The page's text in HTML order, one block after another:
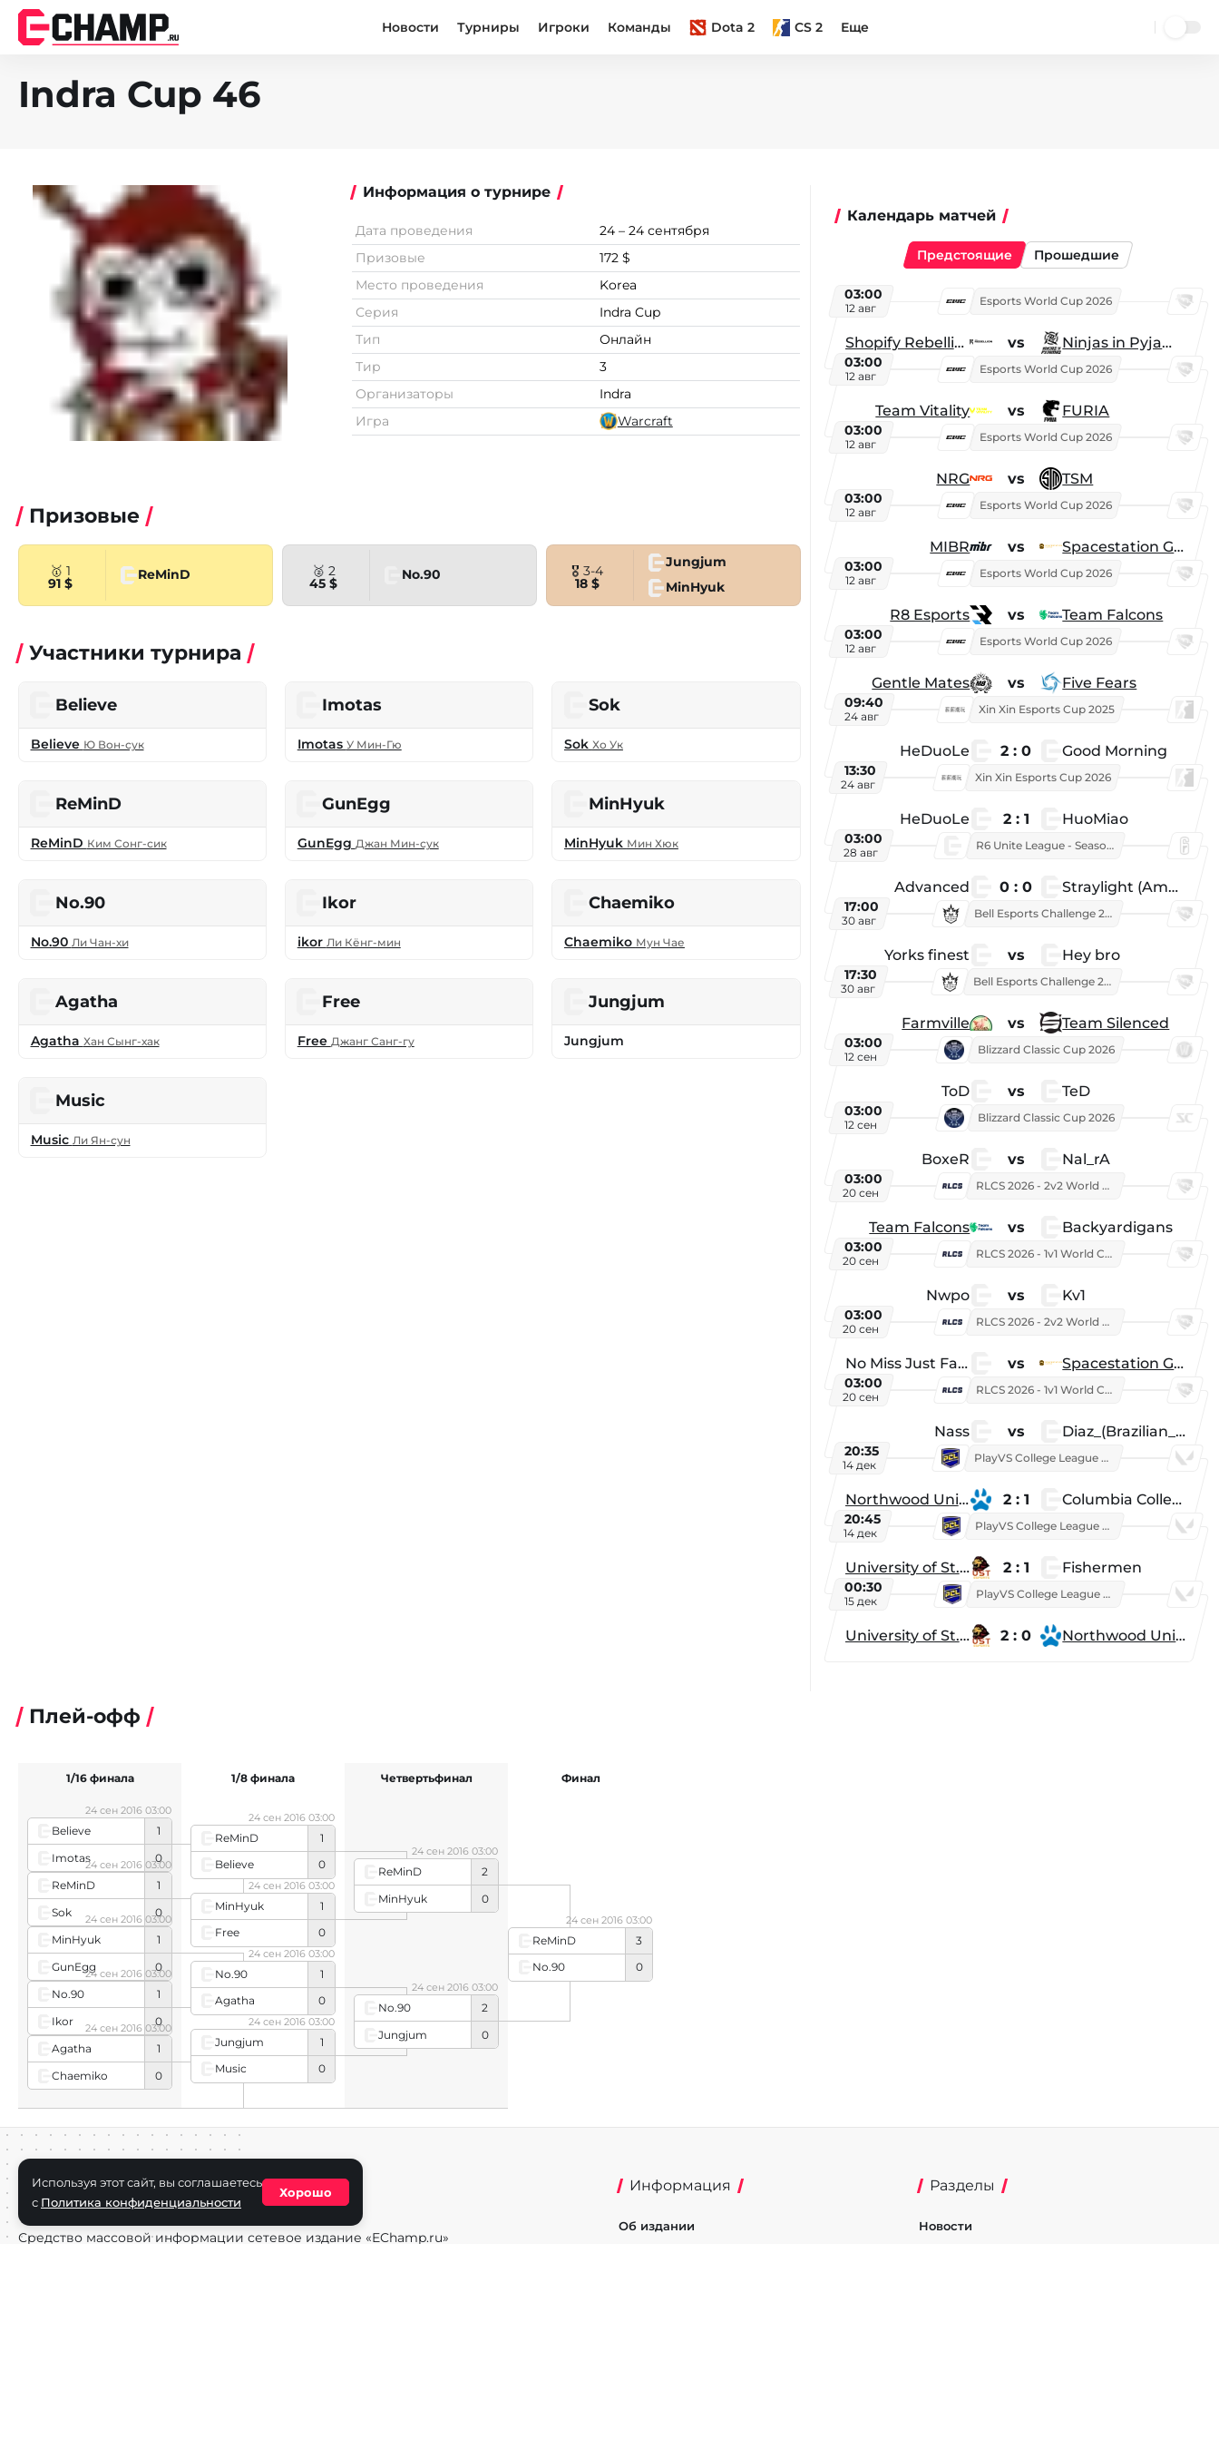
Новости Турниры Игроки Команды Dota 2 CS 2 Еще
Indra Cup 46
Информация о турнире
Дата проведения
24 – 24 сентября
Призовые
172 $
Место проведения
Korea
Серия
Indra Cup
Тип
Онлайн
Тир
3
Организаторы
Indra
Игра
Warcraft
Призовые
🥇 1
91 $
ReMinD 🥈 2
45 $
No.90 🎖 3-4
18 $
Jungjum
MinHyuk
Участники турнира
Believe
Believe Ю Вон-сук
Imotas
Imotas У Мин-Гю
Sok
Sok Хо Ук
ReMinD
ReMinD Ким Сонг-сик
GunEgg
GunEgg Джан Мин-сук
MinHyuk
MinHyuk Мин Хюк
No.90
No.90 Ли Чан-хи
Ikor
ikor Ли Кёнг-мин
Chaemiko
Chaemiko Мун Чае
Agatha
Agatha Хан Сынг-хак
Free
Free Джанг Санг-гу
Jungjum
Jungjum
Music
Music Ли Ян-сун
Календарь матчей
Предстоящие Прошедшие
03:00
12 авг
Esports World Cup 2026
Shopify Rebellion vs Ninjas in Pyjamas
03:00
12 авг
Esports World Cup 2026
Team Vitality vs FURIA
03:00
12 авг
Esports World Cup 2026
NRG vs TSM
03:00
12 авг
Esports World Cup 2026
MIBR vs Spacestation Gaming
03:00
12 авг
Esports World Cup 2026
R8 Esports vs Team Falcons
03:00
12 авг
Esports World Cup 2026
Gentle Mates vs Five Fears
09:40
24 авг
Xin Xin Esports Cup 2025
HeDuoLe 2 : 0 Good Morning
13:30
24 авг
Xin Xin Esports Cup 2026
HeDuoLe 2 : 1 HuoMiao
03:00
28 авг
R6 Unite League - Season 1
Advanced 0 : 0 Straylight (American team)
17:00
30 авг
Bell Esports Challenge 2026
Yorks finest vs Hey bro
17:30
30 авг
Bell Esports Challenge 2026
Farmville vs Team Silenced
03:00
12 сен
Blizzard Classic Cup 2026
ToD vs TeD
03:00
12 сен
Blizzard Classic Cup 2026
BoxeR vs Nal_rA
03:00
20 сен
RLCS 2026 - 2v2 World Championship
Team Falcons vs Backyardigans
03:00
20 сен
RLCS 2026 - 1v1 World Championship
Nwpo vs Kv1
03:00
20 сен
RLCS 2026 - 2v2 World Championship
No Miss Just Fake vs Spacestation Gaming
03:00
20 сен
RLCS 2026 - 1v1 World Championship
Nass vs Diaz_(Brazilian_Player)
20:35
14 дек
PlayVS College League 2025: Fall
Northwood University 2 : 1 Columbia College
20:45
14 дек
PlayVS College League 2025: Fall
University of St. Thomas 2 : 1 Fishermen
00:30
15 дек
PlayVS College League 2025: Fall
University of St. Thomas 2 : 0 Northwood University
Плей-офф
Believe
1
Imotas
0
24 сен 2016 03:00
ReMinD
1
Sok
0
24 сен 2016 03:00
MinHyuk
1
GunEgg
0
24 сен 2016 03:00
No.90
1
Ikor
0
24 сен 2016 03:00
Agatha
1
Chaemiko
0
24 сен 2016 03:00
1/16 финала
ReMinD
1
Believe
0
24 сен 2016 03:00
MinHyuk
1
Free
0
24 сен 2016 03:00
No.90
1
Agatha
0
24 сен 2016 03:00
Jungjum
1
Music
0
24 сен 2016 03:00
1/8 финала
ReMinD
2
MinHyuk
0
24 сен 2016 03:00
No.90
2
Jungjum
0
24 сен 2016 03:00
Четвертьфинал
ReMinD
3
No.90
0
24 сен 2016 03:00
Финал
Средство массовой информации сетевое издание «EChamp.ru»
Информация
Об издании
Разделы
Новости
Используя этот сайт, вы соглашаетесь
с Политика конфиденциальности
Хорошо